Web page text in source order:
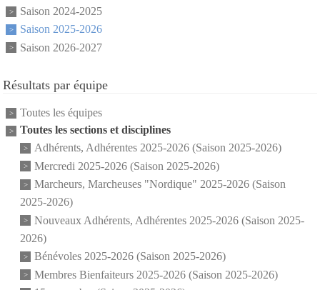
Saison 2024-2025
Saison 2025-2026
Saison 2026-2027
Résultats par équipe
Toutes les équipes
Toutes les sections et disciplines
Adhérents, Adhérentes 2025-2026 (Saison 2025-2026)
Mercredi 2025-2026 (Saison 2025-2026)
Marcheurs, Marcheuses "Nordique" 2025-2026 (Saison
2025-2026)
Nouveaux Adhérents, Adhérentes 2025-2026 (Saison 2025-
2026)
Bénévoles 2025-2026 (Saison 2025-2026)
Membres Bienfaiteurs 2025-2026 (Saison 2025-2026)